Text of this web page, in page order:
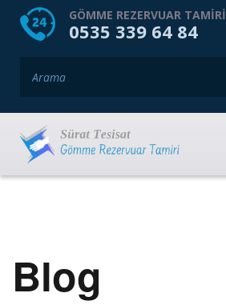
HOME HAKKIMIZDA
GÖMME REZERVUAR TAMIRI
0535 339 64 84
Blog